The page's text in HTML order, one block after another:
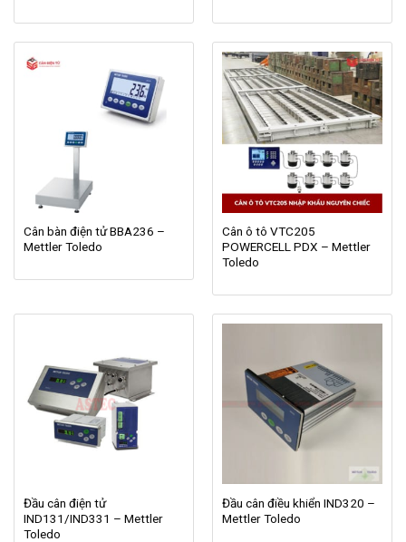
Cân bàn điện tử BBA236 –
Mettler Toledo
Cân ô tô VTC205
POWERCELL PDX – Mettler
Toledo
Đầu cân điện tử
IND131/IND331 – Mettler
Toledo
Đầu cân điều khiển IND320 –
Mettler Toledo